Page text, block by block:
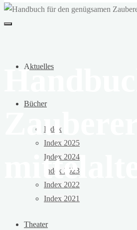
Aktuelles
Bücher
Index
Index 2025
Index 2024
Index 2023
Index 2022
Index 2021
Theater